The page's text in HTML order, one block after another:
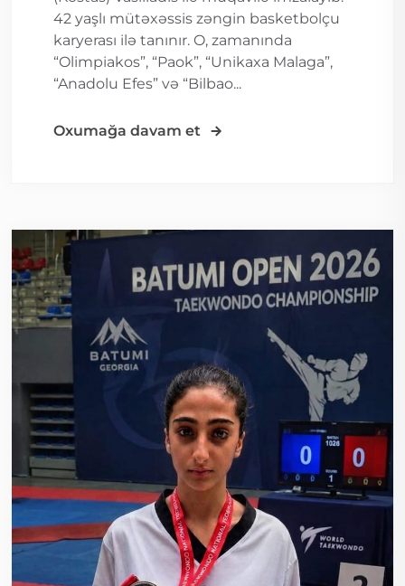
42 yaşlı mütəxəssis zəngin basketbolçu
karyerası ilə tanınır. O, zamanında
“Olimpiakos”, “Paok”, “Unikaxa Malaga”,
“Anadolu Efes” və “Bilbao...
Oxumağa davam et